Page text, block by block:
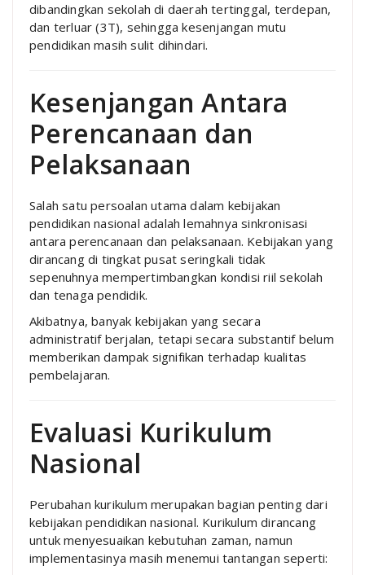
dibandingkan sekolah di daerah tertinggal, terdepan,
dan terluar (3T), sehingga kesenjangan mutu
pendidikan masih sulit dihindari.
Kesenjangan Antara
Perencanaan dan
Pelaksanaan
Salah satu persoalan utama dalam kebijakan
pendidikan nasional adalah lemahnya sinkronisasi
antara perencanaan dan pelaksanaan. Kebijakan yang
dirancang di tingkat pusat seringkali tidak
sepenuhnya mempertimbangkan kondisi riil sekolah
dan tenaga pendidik.
Akibatnya, banyak kebijakan yang secara
administratif berjalan, tetapi secara substantif belum
memberikan dampak signifikan terhadap kualitas
pembelajaran.
Evaluasi Kurikulum
Nasional
Perubahan kurikulum merupakan bagian penting dari
kebijakan pendidikan nasional. Kurikulum dirancang
untuk menyesuaikan kebutuhan zaman, namun
implementasinya masih menemui tantangan seperti: